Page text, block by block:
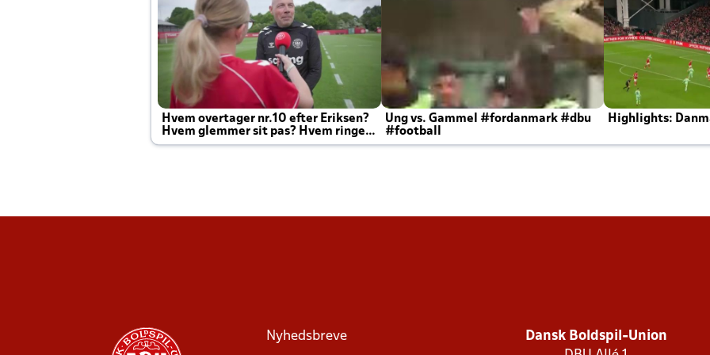
Hvem overtager nr.10 efter Eriksen?
Hvem glemmer sit pas? Hvem ringer
Joachim altid til efter kampe?
Ung vs. Gammel #fordanmark #dbu
#football
Highlights:
Nyhedsbreve
Dansk Boldspil-Union